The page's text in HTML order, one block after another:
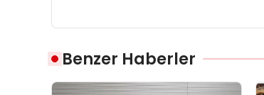
Benzer Haberler